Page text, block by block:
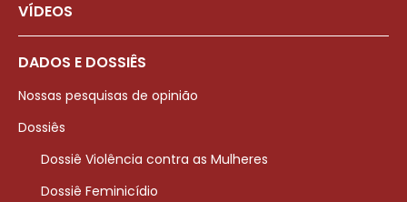
VÍDEOS
DADOS E DOSSIÊS
Nossas pesquisas de opinião
Dossiês
Dossiê Violência contra as Mulheres
Dossiê Feminicídio